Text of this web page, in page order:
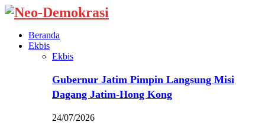
Beranda
Ekbis
Ekbis
Gubernur Jatim Pimpin Langsung Misi
Dagang Jatim-Hong Kong
24/07/2026